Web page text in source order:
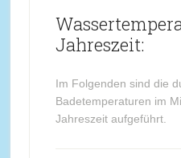
Jahreszeit:
Im Folgenden sind die
Badetemperaturen im
Jahreszeit aufgeführt.